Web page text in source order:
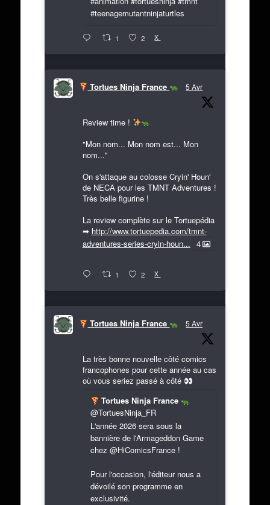
#teenagemutantninjaturtles
1 2 X
Tortues Ninja France 5 Avr
Review time !
"Mon nom... Mon nom est... Mon
nom..."
On s'attaque au colosse Cryin' Houn'
de NECA pour les TMNT Adventures !
Très belle figurine !
La review complète sur le Tortuepédia
➡ http://www.tortuepedia.com/tmnt-
adventures-series-cryin-houn... 4
1 2 X
Tortues Ninja France 5 Avr
La très bonne nouvelle côté comics
francophones pour cette année au cas
où vous seriez passé à côté
Tortues Ninja France
@TortuesNinja_FR
L'année 2026 sera sous la
bannière de l'Armageddon Game
chez @HiComicsFrance !
Pour l'occasion, l'éditeur nous a
dévoilé son programme en
exclusivité.